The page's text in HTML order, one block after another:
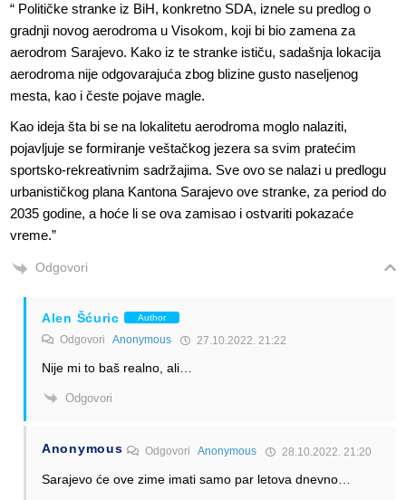
“ Političke stranke iz BiH, konkretno SDA, iznele su predlog o
gradnji novog aerodroma u Visokom, koji bi bio zamena za
aerodrom Sarajevo. Kako iz te stranke ističu, sadašnja lokacija
aerodroma nije odgovarajuća zbog blizine gusto naseljenog
mesta, kao i česte pojave magle.
Kao ideja šta bi se na lokalitetu aerodroma moglo nalaziti,
pojavljuje se formiranje veštačkog jezera sa svim pratećim
sportsko-rekreativnim sadržajima. Sve ovo se nalazi u predlogu
urbanističkog plana Kantona Sarajevo ove stranke, za period do
2035 godine, a hoće li se ova zamisao i ostvariti pokazaće
vreme.”
Odgovori
Alen Šćuric Author
Odgovori Anonymous 27.10.2022. 21:22
Nije mi to baš realno, ali…
Odgovori
Anonymous OdgovoriAnonymous 28.10.2022. 21:20
Sarajevo će ove zime imati samo par letova dnevno…